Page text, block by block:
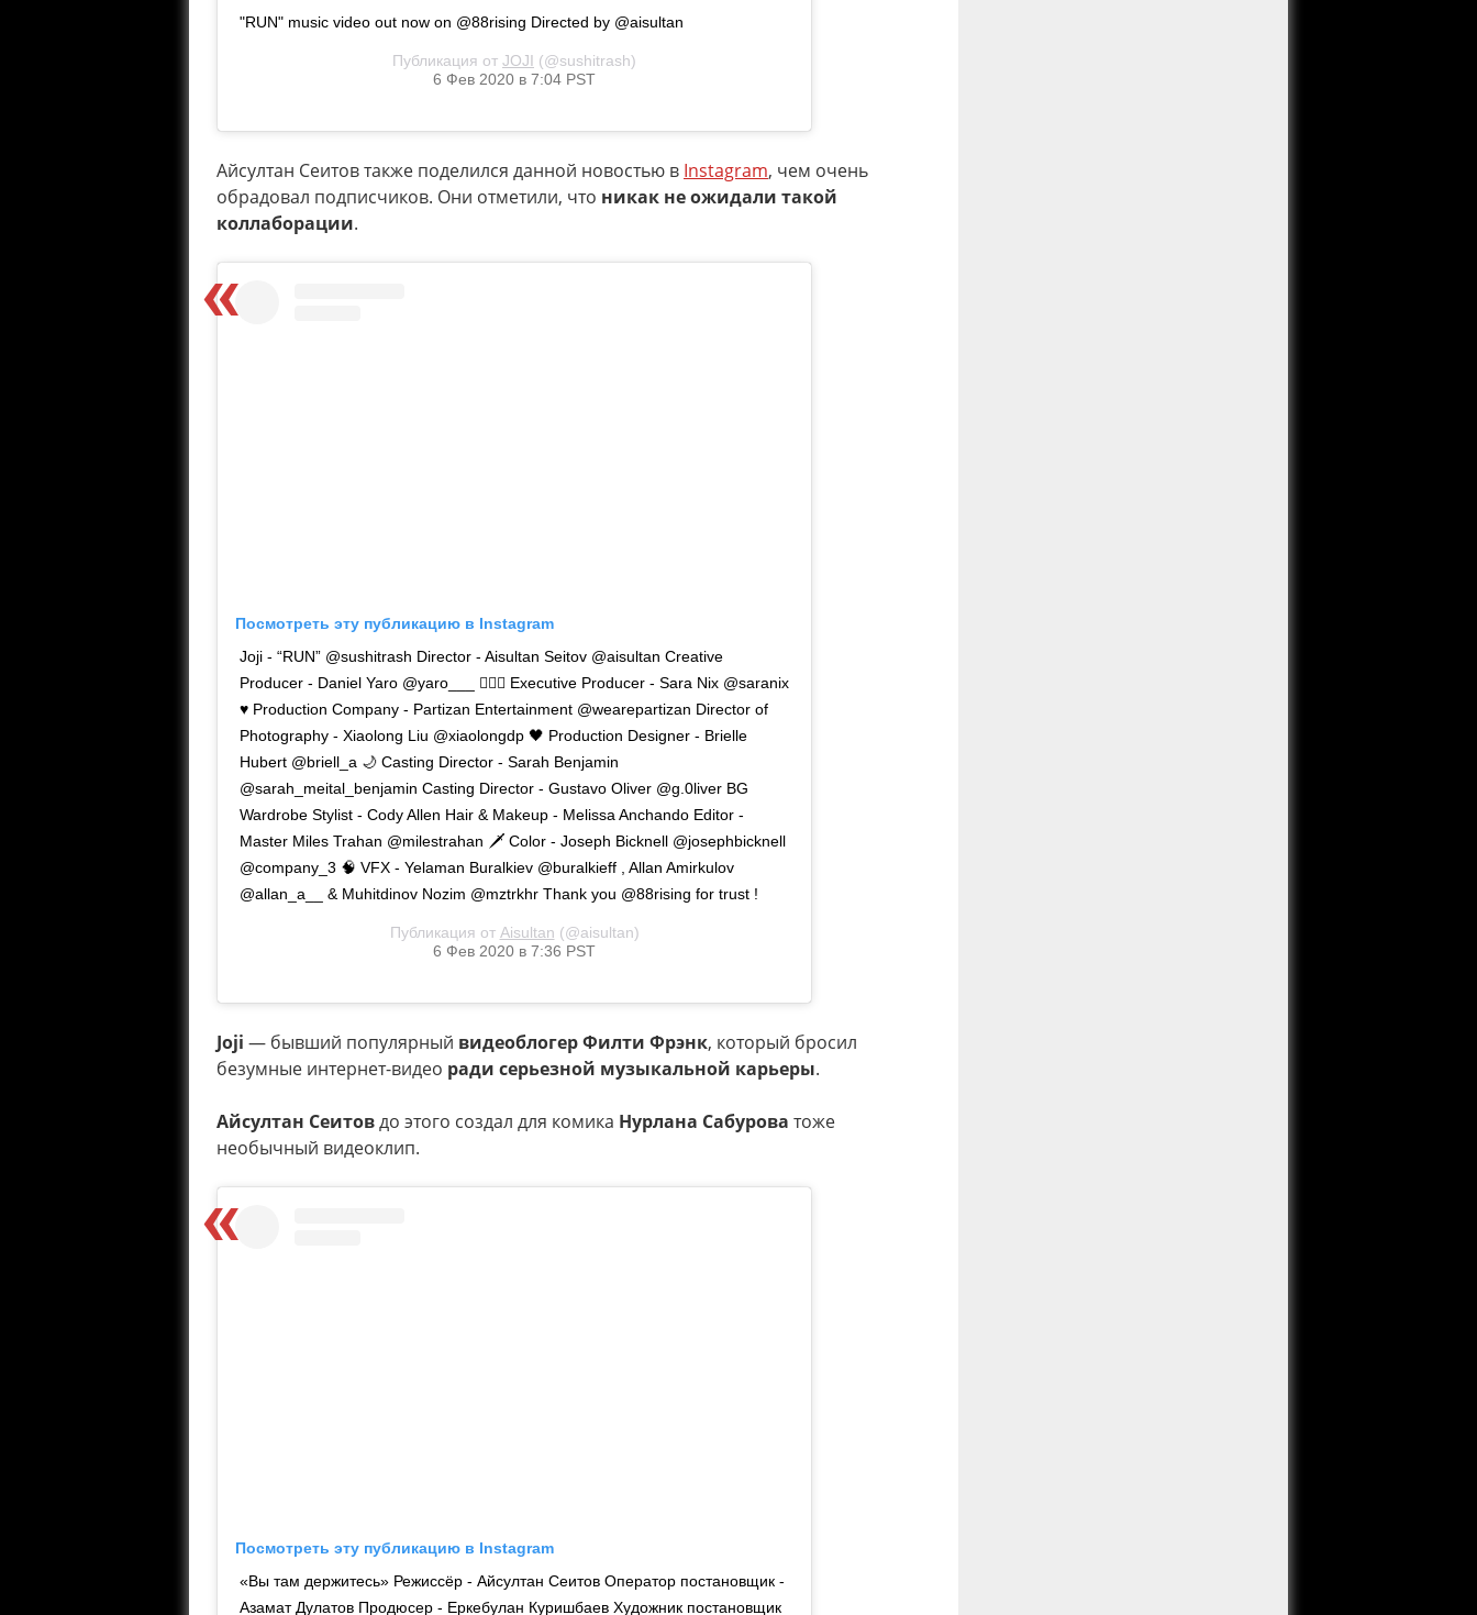
"RUN" music video out now on @88rising Directed by @aisultan
Публикация от JOJI (@sushitrash)
6 Фев 2020 в 7:04 PST
Айсултан Сеитов также поделился данной новостью в Instagram, чем очень
обрадовал подписчиков. Они отметили, что никак не ожидали такой
коллаборации.
Посмотреть эту публикацию в Instagram
Joji - “RUN” @sushitrash Director - Aisultan Seitov @aisultan Creative
Producer - Daniel Yaro @yaro___ 🏋🏾‍♂️ Executive Producer - Sara Nix @saranix
♥️ Production Company - Partizan Entertainment @wearepartizan Director of
Photography - Xiaolong Liu @xiaolongdp 🖤 Production Designer - Brielle
Hubert @briell_a 🌙 Casting Director - Sarah Benjamin
@sarah_meital_benjamin Casting Director - Gustavo Oliver @g.0liver BG
Wardrobe Stylist - Cody Allen Hair & Makeup - Melissa Anchando Editor -
Master Miles Trahan @milestrahan 🗡 Color - Joseph Bicknell @josephbicknell
@company_3 🧠 VFX - Yelaman Buralkiev @buralkieff , Allan Amirkulov
@allan_a__ & Muhitdinov Nozim @mztrkhr Thank you @88rising for trust !
Публикация от Aisultan (@aisultan)
6 Фев 2020 в 7:36 PST
Joji — бывший популярный видеоблогер Филти Фрэнк, который бросил
безумные интернет-видео ради серьезной музыкальной карьеры.
Айсултан Сеитовдо этого создал для комика Нурлана Сабурова тоже
необычный видеоклип.
Посмотреть эту публикацию в Instagram
«Вы там держитесь» Режиссёр - Айсултан Сеитов Оператор постановщик -
Азамат Дулатов Продюсер - Еркебулан Куришбаев Художник постановщик